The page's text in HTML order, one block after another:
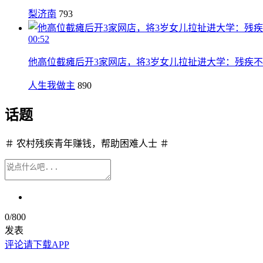
梨济南 793
00:52
他高位截瘫后开3家网店，将3岁女儿拉扯进大学：残疾
人生我做主 890
话题
＃ 农村残疾青年赚钱，帮助困难人士 ＃
0/800
发表
评论请下载APP